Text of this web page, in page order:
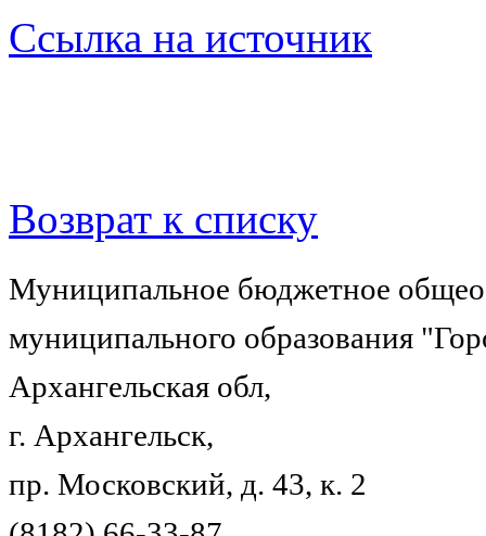
Ссылка на источник
Возврат к списку
Муниципальное бюджетное
муниципального образования
Архангельская обл,
г. Архангельск,
пр. Московский, д. 43, к. 2